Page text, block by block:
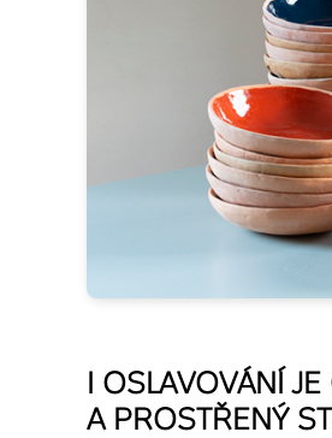
I OSLAVOVÁNÍ
A PROSTŘENÝ